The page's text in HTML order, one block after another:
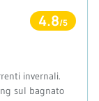
4.8/5
invernali.
sul bagnato